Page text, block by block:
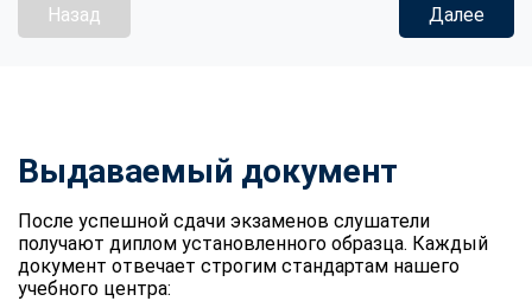
Назад Далее
Выдаваемый документ
После успешной сдачи экзаменов слушатели
получают диплом установленного образца. Каждый
документ отвечает строгим стандартам нашего
учебного центра: